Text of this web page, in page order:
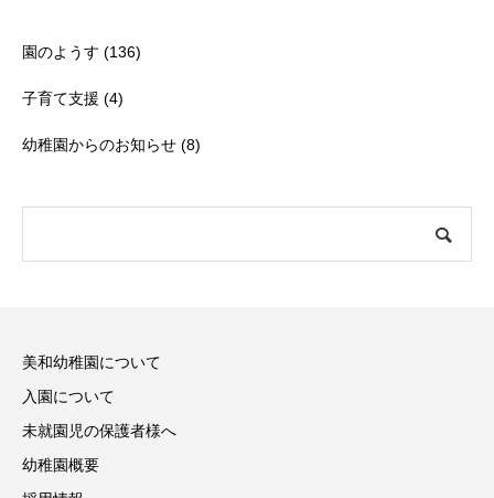
園のようす (136)
子育て支援 (4)
幼稚園からのお知らせ (8)
美和幼稚園について
入園について
未就園児の保護者様へ
幼稚園概要